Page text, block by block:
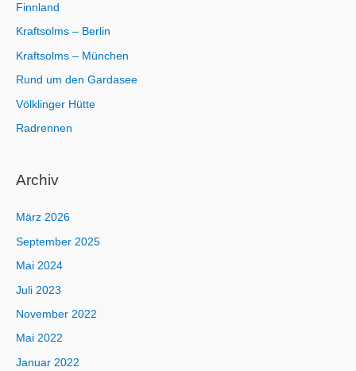
Finnland
Kraftsolms – Berlin
Kraftsolms – München
Rund um den Gardasee
Völklinger Hütte
Radrennen
Archiv
März 2026
September 2025
Mai 2024
Juli 2023
November 2022
Mai 2022
Januar 2022